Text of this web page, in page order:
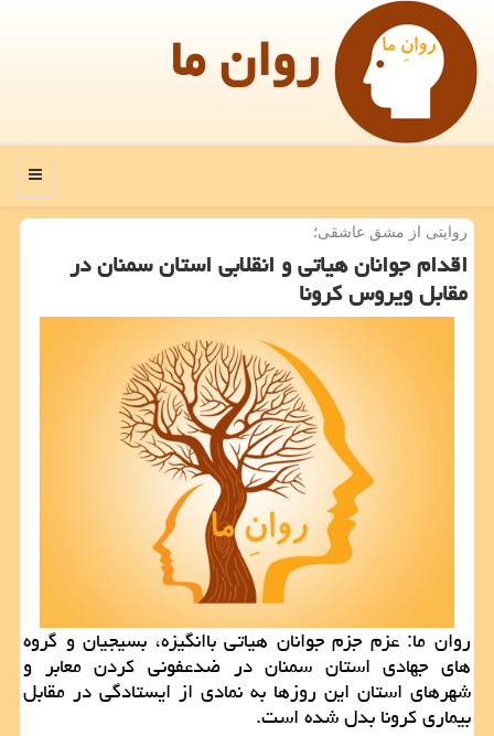
روان ما
منو
روایتی از مشق عاشقی؛
اقدام جوانان هیاتی و انقلابی استان سمنان در
مقابل ویروس كرونا
روان ما: عزم جزم جوانان هیاتی باانگیزه، بسیجیان و گروه
های جهادی استان سمنان در ضدعفونی كردن معابر و
شهرهای استان این روزها به نمادی از ایستادگی در مقابل
بیماری كرونا بدل شده است.